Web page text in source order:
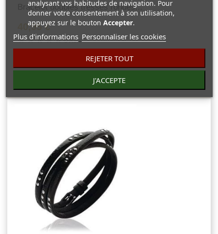
Bracelet doubles tresses rondes...
40,95 €
0 Avis
analysant vos habitudes de navigation. Pour
donner votre consentement à son utilisation,
appuyez sur le bouton Accepter.
Plus d'informations Personnaliser les cookies
REJETER TOUT
J'ACCEPTE